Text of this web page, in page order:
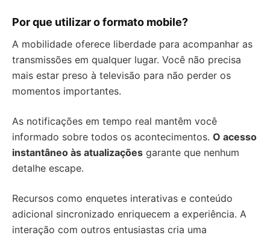
Por que utilizar o formato mobile?
A mobilidade oferece liberdade para acompanhar as
transmissões em qualquer lugar. Você não precisa
mais estar preso à televisão para não perder os
momentos importantes.
As notificações em tempo real mantêm você
informado sobre todos os acontecimentos. O acesso
instantâneo às atualizações garante que nenhum
detalhe escape.
Recursos como enquetes interativas e conteúdo
adicional sincronizado enriquecem a experiência. A
interação com outros entusiastas cria uma